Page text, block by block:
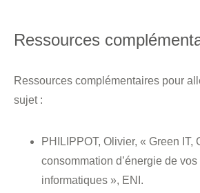
Ressources
Ressources complémentaires pour
sujet :
PHILIPPOT, Olivier, « Green IT,
consommation d’énergie de
informatiques », ENI.